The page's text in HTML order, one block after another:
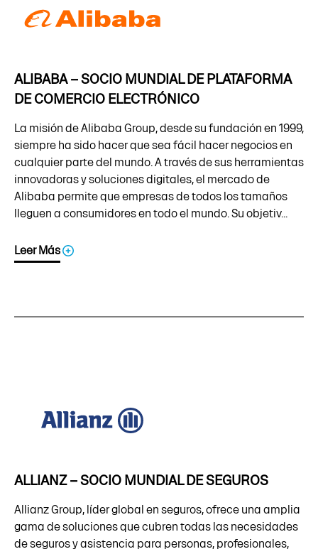
ALIBABA – SOCIO MUNDIAL DE PLATAFORMA
DE COMERCIO ELECTRÓNICO
La misión de Alibaba Group, desde su fundación en 1999,
siempre ha sido hacer que sea fácil hacer negocios en
cualquier parte del mundo. A través de sus herramientas
innovadoras y soluciones digitales, el mercado de
Alibaba permite que empresas de todos los tamaños
lleguen a consumidores en todo el mundo. Su objetiv...
Leer Más
ALLIANZ – SOCIO MUNDIAL DE SEGUROS
Allianz Group, líder global en seguros, ofrece una amplia
gama de soluciones que cubren todas las necesidades
de seguros y asistencia para personas, profesionales,